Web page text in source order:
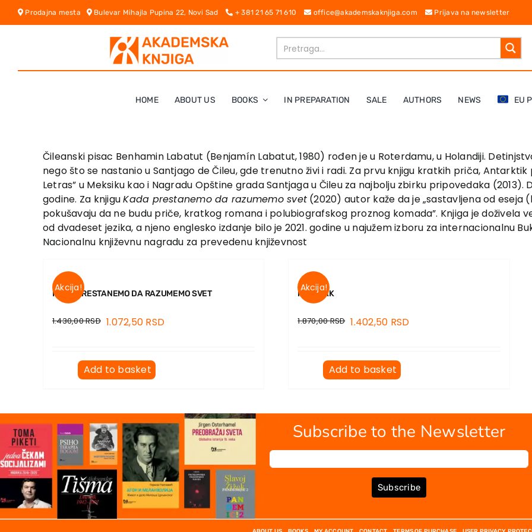
Skip
Prodajna mesta Bulevar Mihajla Pupina 22, Novi Sad + 381 21 65 71 610 office@akademskaknjiga.com Prijava na newsletter
HOME ABOUT US BOOKS IN PREPARATION SALE AUTHORS NEWS EU
Čileanski pisac Benhamin Labatut (Benjamín Labatut, 1980) rođen je u Roterdamu, u Holandiji.
nego što se nastanio u Santjago de Čileu, gde trenutno živi i radi. Za prvu knjigu kratkih priča, Antarktik
Letras” u Meksiku kao i Nagradu Opštine grada Santjaga u Čileu za najbolju zbirku pripovedaka (2013).
godine. Za knjiguKada prestanemo da razumemo svet (2020) autor kaže da je „sastavljena od eseja
pokušavaju da ne budu priče, kratkog romana i polubiografskog proznog komada”. Knjiga je doživela
od dvadeset jezika, a njeno englesko izdanje bilo je 2021. godine u najužem izboru za internacionalnu
Nacionalnu književnu nagradu za prevedenu književnost
Akcija!
KADA PRESTANEMO DA RAZUMEMO SVET
1.430,00RSD 1.072,50 RSD
Add to basket
Akcija!
MANIJAK
1.870,00RSD 1.402,50 RSD
Add to basket
Subscribe to the Newsletter
Subscribe